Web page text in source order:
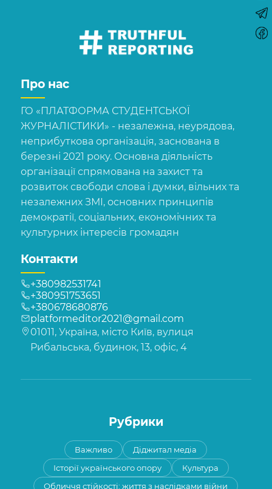
Про нас
ГО «ПЛАТФОРМА СТУДЕНТСЬКОЇ
ЖУРНАЛІСТИКИ» - незалежна, неурядова,
неприбуткова організація, заснована в
березні 2021 року. Основна діяльність
організації спрямована на захист та
розвиток свободи слова і думки, вільних та
незалежних ЗМІ, основних принципів
демократії, соціальних, економічних та
культурних інтересів громадян
Контакти
+380982531741
+380951753651
+380678680876
platformeditor2021@gmail.com
01011, Україна, місто Київ, вулиця
Рибальська, будинок, 13, офіс, 4
Рубрики
Важливо
Діджитал медіа
Історії українського опору
Культура
Обличчя стійкості: життя з наслідками війни